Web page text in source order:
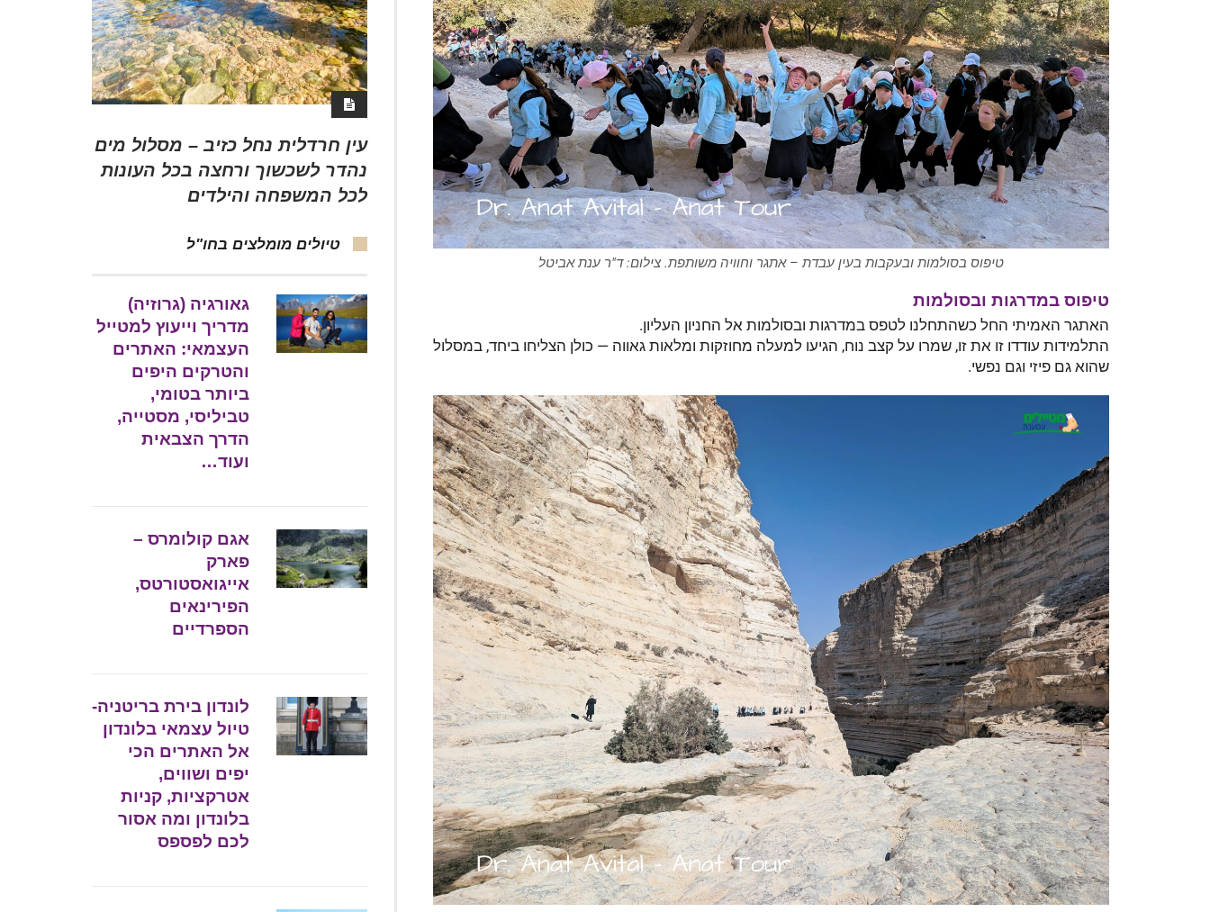
טיפוס בסולמות ובעקבות בעין עבדת – אתגר וחוויה משותפת. צילום: ד"ר ענת אביטל
טיפוס במדרגות ובסולמות
האתגר האמיתי החל כשהתחלנו לטפס במדרגות ובסולמות אל החניון העליון.
התלמידות עודדו זו את זו, שמרו על קצב נוח, הגיעו למעלה מחוזקות ומלאות גאווה — כולן הצליחו ביחד, במסלול
שהוא גם פיזי וגם נפשי.
עין חרדלית נחל כזיב – מסלול מים
נהדר לשכשוך ורחצה בכל העונות
לכל המשפחה והילדים
טיולים מומלצים בחו"ל
גאורגיה (גרוזיה)
מדריך וייעוץ למטייל
העצמאי: האתרים
והטרקים היפים
ביותר בטומי,
טביליסי, מסטייה,
הדרך הצבאית
ועוד…
אגם קולומרס –
פארק
אייגואסטורטס,
הפירינאים
הספרדיים
לונדון בירת בריטניה-
טיול עצמאי בלונדון
אל האתרים הכי
יפים ושווים,
אטרקציות, קניות
בלונדון ומה אסור
לכם לפספס